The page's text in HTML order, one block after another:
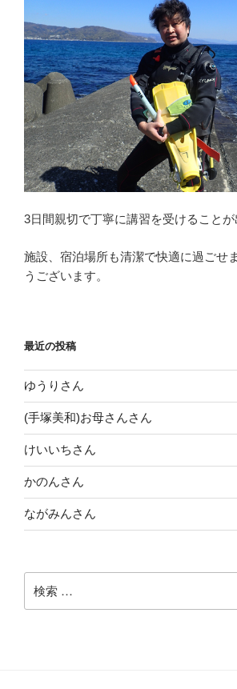
3日間親切で丁寧に講習を受けることが
施設、宿泊場所も清潔で快適に過ごせ
うございます。
最近の投稿
ゆうりさん
(手塚美和)お母さんさん
けいいちさん
かのんさん
ながみんさん
索: